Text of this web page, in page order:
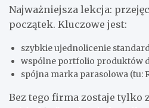
Najważniejsza lekcja:
początek. Kluczowe jest:
szybkie ujednolicenie
wspólne portfolio produktów
spójna marka parasolowa (tu:
Bez tego firma zostaje tylko